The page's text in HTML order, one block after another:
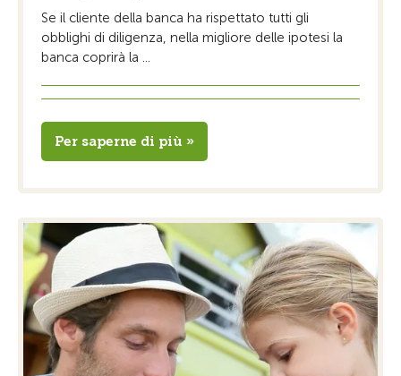
Se il cliente della banca ha rispettato tutti gli
obblighi di diligenza, nella migliore delle ipotesi la
banca coprirà la ...
Per saperne di più »